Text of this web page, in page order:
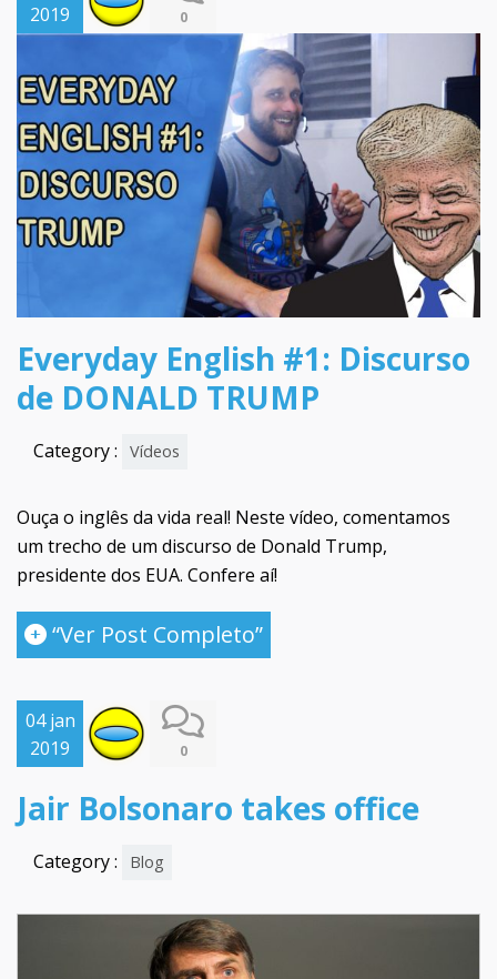
2019
0
Everyday English #1: Discurso
de DONALD TRUMP
Category : Vídeos
Ouça o inglês da vida real! Neste vídeo, comentamos
um trecho de um discurso de Donald Trump,
presidente dos EUA. Confere aí!
“Ver Post Completo”
04 jan
2019
0
Jair Bolsonaro takes office
Category : Blog